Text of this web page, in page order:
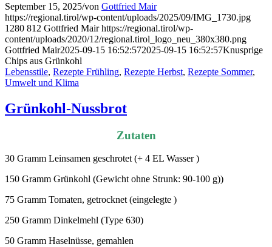
September 15, 2025/von Gottfried Mair
https://regional.tirol/wp-content/uploads/2025/09/IMG_1730.jpg
1280 812 Gottfried Mair https://regional.tirol/wp-
content/uploads/2020/12/regional.tirol_logo_neu_380x380.png
Gottfried Mair2025-09-15 16:52:572025-09-15 16:52:57Knusprige
Chips aus Grünkohl
Lebensstile, Rezepte Frühling, Rezepte Herbst, Rezepte Sommer,
Umwelt und Klima
Grünkohl-Nussbrot
Zutaten
30 Gramm Leinsamen geschrotet (+ 4 EL Wasser )
150 Gramm Grünkohl (Gewicht ohne Strunk: 90-100 g))
75 Gramm Tomaten, getrocknet (eingelegte )
250 Gramm Dinkelmehl (Type 630)
50 Gramm Haselnüsse, gemahlen